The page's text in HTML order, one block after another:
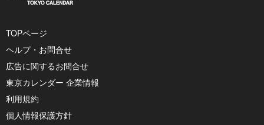
TOPページ
ヘルプ・お問合せ
広告に関するお問合せ
東京カレンダー 企業情報
利用規約
個人情報保護方針